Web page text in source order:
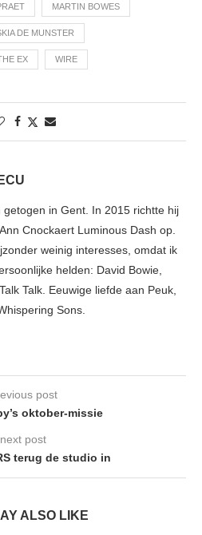
MARTIN BOWES
DE MUNSTER
EX WIRE
getogen in Gent. In 2015 richtte hij
Cnockaert Luminous Dash op.
weinig interesses, omdat ik
helden: David Bowie,
Talk. Eeuwige liefde aan Peuk,
Sons.
post
oktober-missie
next post
terug de studio in
ALSO LIKE